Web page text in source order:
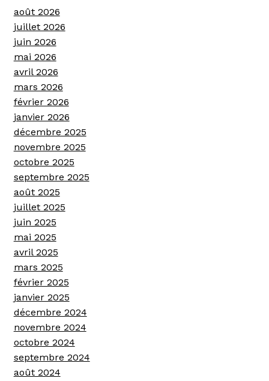
août 2026
juillet 2026
juin 2026
mai 2026
avril 2026
mars 2026
février 2026
janvier 2026
décembre 2025
novembre 2025
octobre 2025
septembre 2025
août 2025
juillet 2025
juin 2025
mai 2025
avril 2025
mars 2025
février 2025
janvier 2025
décembre 2024
novembre 2024
octobre 2024
septembre 2024
août 2024